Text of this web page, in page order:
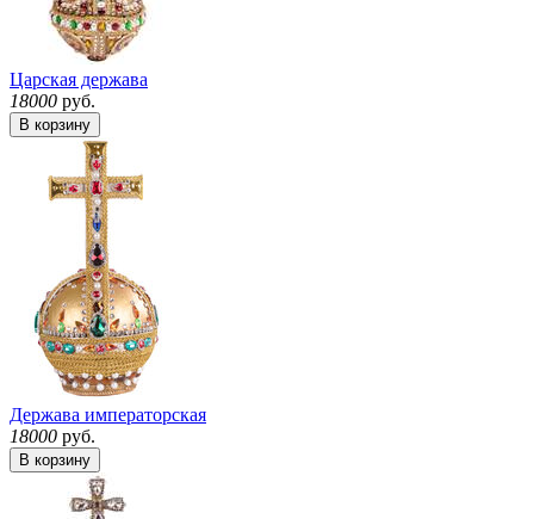
Царская держава
18000 руб.
В корзину
Держава императорская
18000 руб.
В корзину